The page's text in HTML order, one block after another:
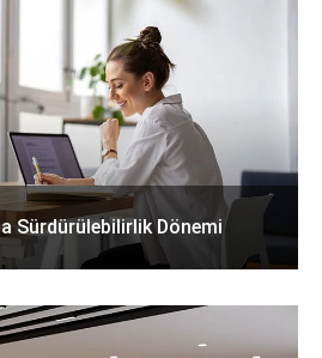
Sürdürülebilirlik Dönemi